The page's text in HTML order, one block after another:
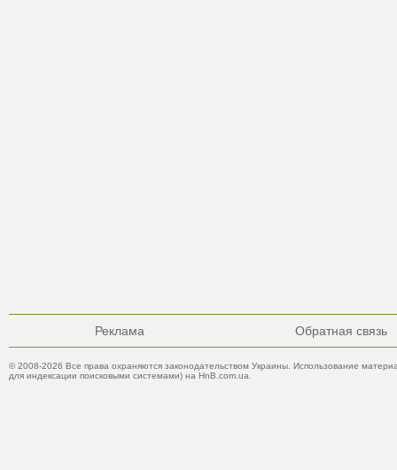
Реклама Обратная связь
© 2008-2026 Все права охраняются законодательством Украины. Использование
для индексации поисковыми системами) на HnB.com.ua.